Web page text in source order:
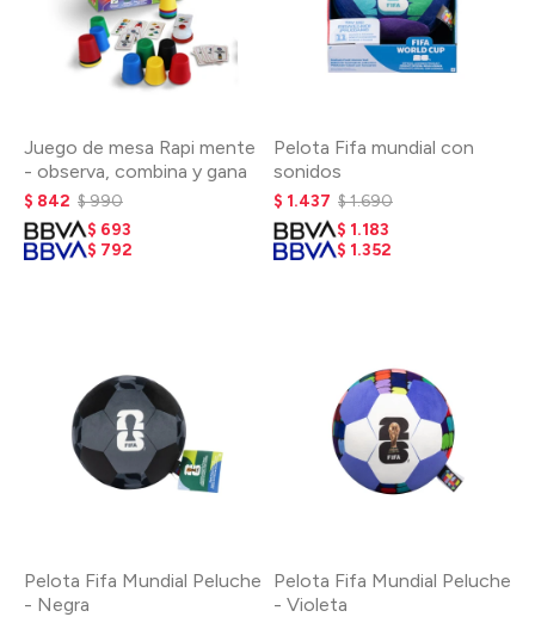
Juego de mesa Rapi mente
- observa, combina y gana
$ 842 $990
$ 693
$ 792
Pelota Fifa mundial con
sonidos
$ 1.437 $1.690
$ 1.183
$ 1.352
Pelota Fifa Mundial Peluche
- Negra
Pelota Fifa Mundial Peluche
- Violeta